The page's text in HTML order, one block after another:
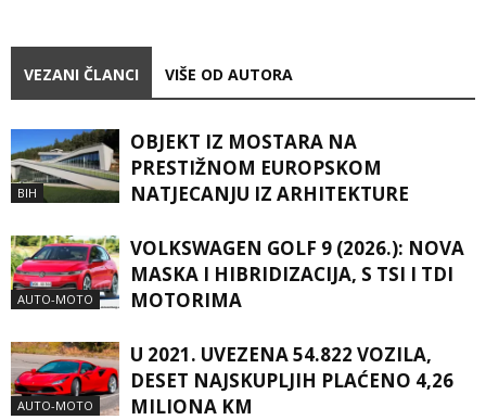
VEZANI ČLANCI VIŠE OD AUTORA
BIH
OBJEKT IZ MOSTARA NA
PRESTIŽNOM EUROPSKOM
NATJECANJU IZ ARHITEKTURE
AUTO-MOTO
VOLKSWAGEN GOLF 9 (2026.): NOVA
MASKA I HIBRIDIZACIJA, S TSI I TDI
MOTORIMA
AUTO-MOTO
U 2021. UVEZENA 54.822 VOZILA,
DESET NAJSKUPLJIH PLAĆENO 4,26
MILIONA KM